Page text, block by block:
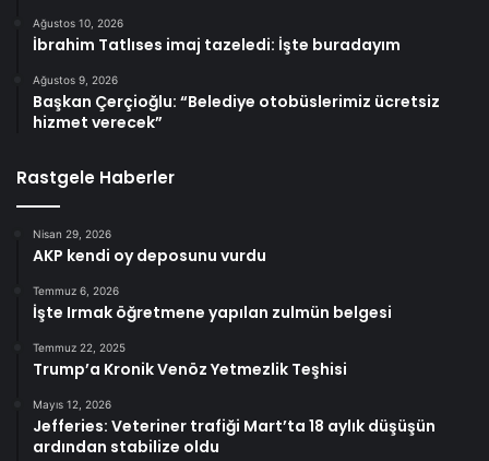
Ağustos 10, 2026
İbrahim Tatlıses imaj tazeledi: İşte buradayım
Ağustos 9, 2026
Başkan Çerçioğlu: “Belediye otobüslerimiz ücretsiz
hizmet verecek”
Rastgele Haberler
Nisan 29, 2026
AKP kendi oy deposunu vurdu
Temmuz 6, 2026
İşte Irmak öğretmene yapılan zulmün belgesi
Temmuz 22, 2025
Trump’a Kronik Venöz Yetmezlik Teşhisi
Mayıs 12, 2026
Jefferies: Veteriner trafiği Mart’ta 18 aylık düşüşün
ardından stabilize oldu